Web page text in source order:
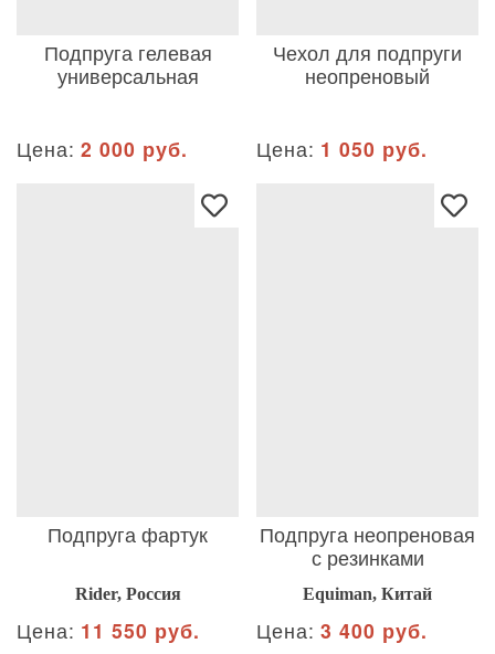
Подпруга гелевая
универсальная
Цена: 2 000 руб.
Чехол для подпруги
неопреновый
Цена: 1 050 руб.
Подпруга фартук
Rider, Россия
Цена: 11 550 руб.
Подпруга неопреновая
с резинками
Equiman, Китай
Цена: 3 400 руб.